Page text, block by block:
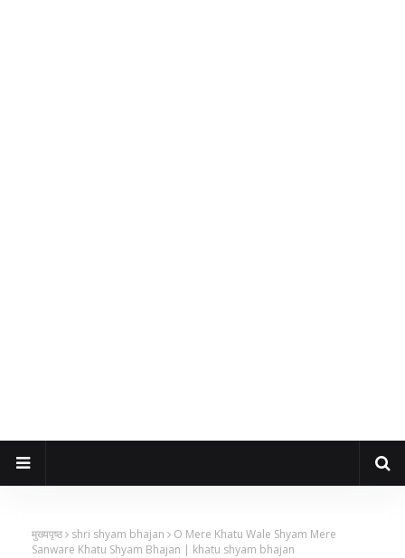
मुख्यपृष्ठ shri shyam bhajan
O Mere Khatu Wale Shyam Mere
Sanware Khatu Shyam Bhajan | khatu shyam bhajan